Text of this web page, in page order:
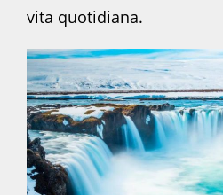
vita quotidiana.